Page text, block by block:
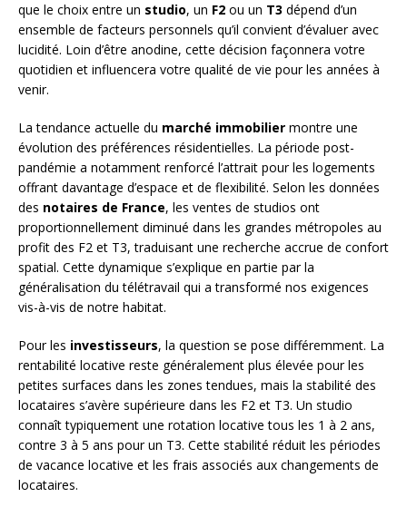
que le choix entre un studio, un F2 ou un T3 dépend d’un
ensemble de facteurs personnels qu’il convient d’évaluer avec
lucidité. Loin d’être anodine, cette décision façonnera votre
quotidien et influencera votre qualité de vie pour les années à
venir.
La tendance actuelle du marché immobilier montre une
évolution des préférences résidentielles. La période post-
pandémie a notamment renforcé l’attrait pour les logements
offrant davantage d’espace et de flexibilité. Selon les données
des notaires de France, les ventes de studios ont
proportionnellement diminué dans les grandes métropoles au
profit des F2 et T3, traduisant une recherche accrue de confort
spatial. Cette dynamique s’explique en partie par la
généralisation du télétravail qui a transformé nos exigences
vis-à-vis de notre habitat.
Pour les investisseurs, la question se pose différemment. La
rentabilité locative reste généralement plus élevée pour les
petites surfaces dans les zones tendues, mais la stabilité des
locataires s’avère supérieure dans les F2 et T3. Un studio
connaît typiquement une rotation locative tous les 1 à 2 ans,
contre 3 à 5 ans pour un T3. Cette stabilité réduit les périodes
de vacance locative et les frais associés aux changements de
locataires.